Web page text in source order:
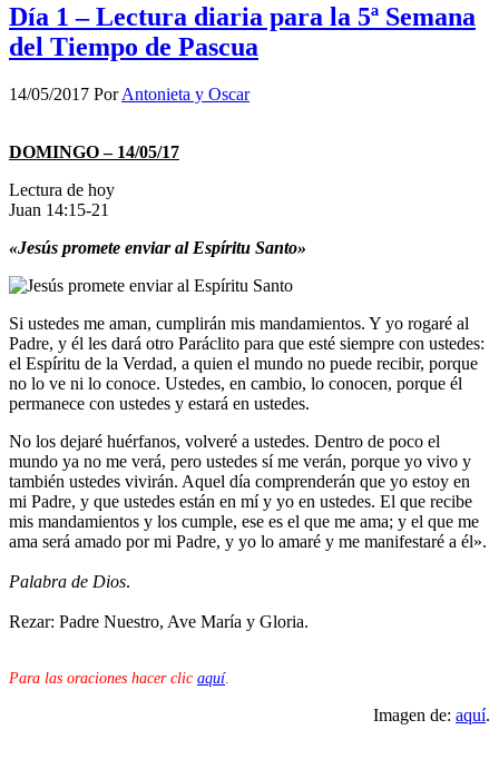
Día 1 – Lectura diaria para la 5ª Semana
del Tiempo de Pascua
14/05/2017 PorAntonieta y Oscar
DOMINGO – 14/05/17
Lectura de hoy
Juan 14:15-21
«Jesús promete enviar al Espíritu Santo»
Si ustedes me aman, cumplirán mis mandamientos. Y yo rogaré al
Padre, y él les dará otro Paráclito para que esté siempre con ustedes:
el Espíritu de la Verdad, a quien el mundo no puede recibir, porque
no lo ve ni lo conoce. Ustedes, en cambio, lo conocen, porque él
permanece con ustedes y estará en ustedes.
No los dejaré huérfanos, volveré a ustedes. Dentro de poco el
mundo ya no me verá, pero ustedes sí me verán, porque yo vivo y
también ustedes vivirán. Aquel día comprenderán que yo estoy en
mi Padre, y que ustedes están en mí y yo en ustedes. El que recibe
mis mandamientos y los cumple, ese es el que me ama; y el que me
ama será amado por mi Padre, y yo lo amaré y me manifestaré a él».
Palabra de Dios.
Rezar: Padre Nuestro, Ave María y Gloria.
Para las oraciones hacer clic aquí.
Imagen de: aquí.